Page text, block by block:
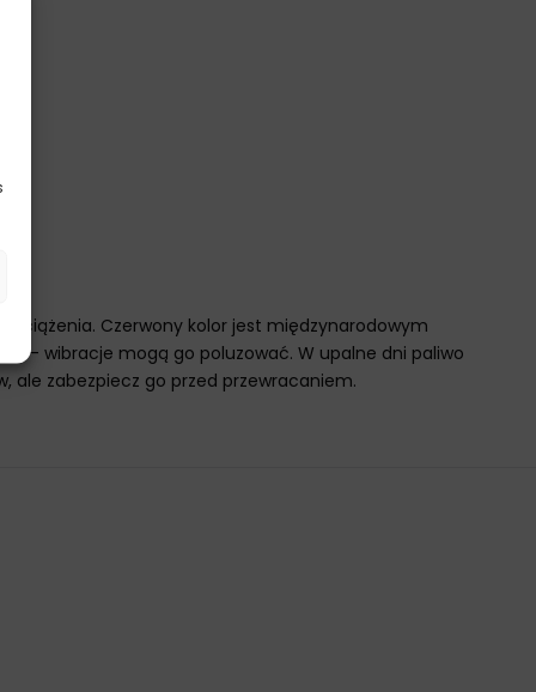
Czerwony kolor jest międzynarodowym
– wibracje mogą go poluzować. W upalne dni paliwo
ale zabezpiecz go przed przewracaniem.